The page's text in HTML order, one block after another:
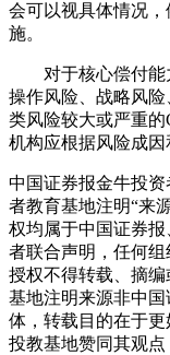
会可以视具体情况
施。
对于核心偿付能
操作风险、战略风
类风险较大或严重
机构应根据风险成因
中国证券报金牛投
者教育基地注明“来
权均属于中国证券
者联合声明，任何
授权不得转载、摘
基地注明来源非中
体，转载目的在于
投教基地赞同其观